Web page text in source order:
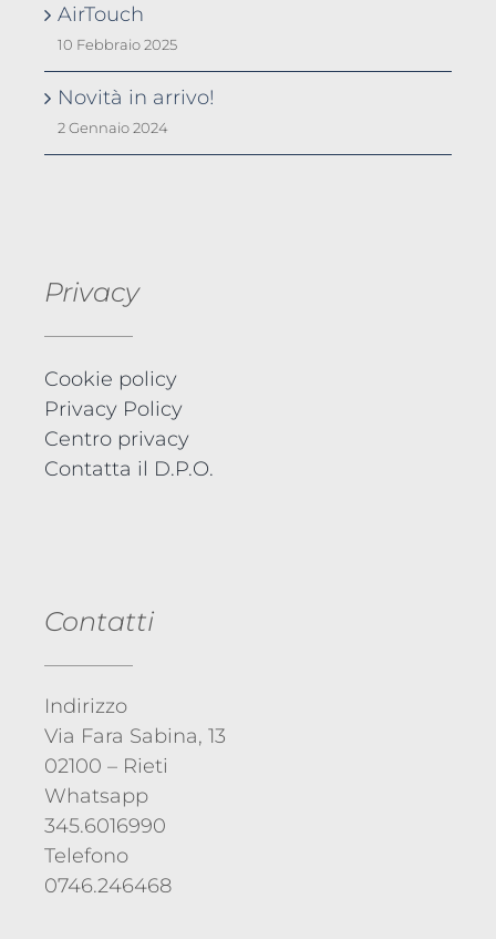
AirTouch
10 Febbraio 2025
Novità in arrivo!
2 Gennaio 2024
Privacy
Cookie policy
Privacy Policy
Centro privacy
Contatta il D.P.O.
Contatti
Indirizzo
Via Fara Sabina, 13
02100 – Rieti
Whatsapp
345.6016990
Telefono
0746.246468